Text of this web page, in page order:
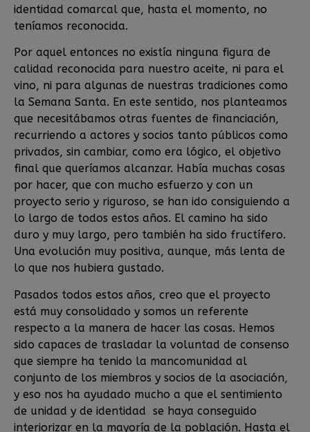
identidad comarcal que, hasta el momento, no
teníamos reconocida.
Por aquel entonces no existía ninguna figura de
calidad reconocida para nuestro aceite, ni para el
vino, ni para algunas de nuestras tradiciones como
la Semana Santa. En este sentido, nos planteamos
que necesitábamos otras fuentes de financiación,
recurriendo a actores y socios tanto públicos como
privados, sin cambiar, como era lógico, el objetivo
final que queríamos alcanzar. Había muchas cosas
por hacer, que con mucho esfuerzo y con un
proyecto serio y riguroso, se han ido consiguiendo a
lo largo de todos estos años. El camino ha sido
duro y muy largo, pero también ha sido fructífero.
Una evolución muy positiva, aunque, más lenta de
lo que nos hubiera gustado.
Pasados todos estos años, creo que el proyecto
está muy consolidado y somos un referente
respecto a la manera de hacer las cosas. Hemos
sido capaces de trasladar la voluntad de consenso
que siempre ha tenido la mancomunidad al
conjunto de los miembros y socios de la asociación,
y eso nos ha ayudado mucho a que el sentimiento
de unidad y de identidad se haya conseguido
interiorizar en la mayoría de la población. Hasta el